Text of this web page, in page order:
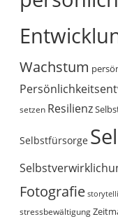
Wachstum
setzen Resilienz
Selbstfürsorge
Fotografie
stressbewältigung